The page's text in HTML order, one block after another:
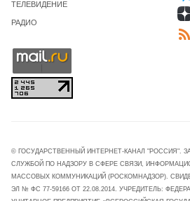
ТЕЛЕВИДЕНИЕ
РАДИО
© ГОСУДАРСТВЕННЫЙ ИНТЕРНЕТ-КАНАЛ "РОССИЯ".
СЛУЖБОЙ ПО НАДЗОРУ В СФЕРЕ СВЯЗИ,
МАССОВЫХ КОММУНИКАЦИЙ (РОСКОМНАДЗОР).
ЭЛ № ФС 77-59166 ОТ 22.08.2014. УЧРЕДИТЕЛЬ: